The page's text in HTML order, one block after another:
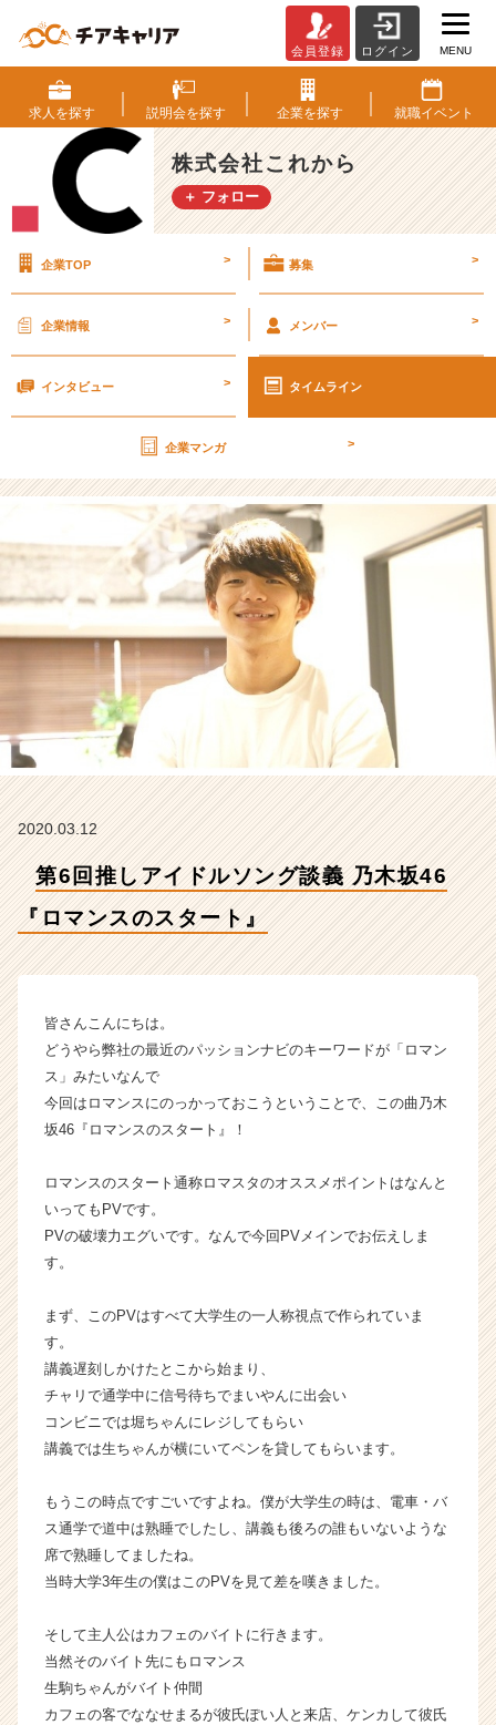
6
回
推
し
ア
イ
ン
義
4
6
『ロ
マ
ン
の
タ
ー
ト』
社
ら
の
タ
|
ン
チ
ー・
企
ら
カ
ウ
が
届
就
活
サ
ア
キ
ャ
リ
会員登録 ログイン MENU
求人を探す 説明会を探す 企業を探す 就職イベント
株式会社これから
＋ フォロー
企業TOP > 募集 >
企業情報 > メンバー >
インタビュー > タイムライン
企業マンガ >
2020.03.12
第6回推しアイドルソング談義 乃木坂46
『ロマンスのスタート』
皆さんこんにちは。
どうやら弊社の最近のパッションナビのキーワードが「ロマン
ス」みたいなんで
今回はロマンスにのっかっておこうということで、この曲乃木
坂46『ロマンスのスタート』！
ロマンスのスタート通称ロマスタのオススメポイントはなんと
いってもPVです。
PVの破壊力エグいです。なんで今回PVメインでお伝えしま
す。
まず、このPVはすべて大学生の一人称視点で作られていま
す。
講義遅刻しかけたとこから始まり、
チャリで通学中に信号待ちでまいやんに出会い
コンビニでは堀ちゃんにレジしてもらい
講義では生ちゃんが横にいてペンを貸してもらいます。
もうこの時点ですごいですよね。僕が大学生の時は、電車・バ
ス通学で道中は熟睡でしたし、講義も後ろの誰もいないような
席で熟睡してましたね。
当時大学3年生の僕はこのPVを見て差を嘆きました。
そして主人公はカフェのバイトに行きます。
当然そのバイト先にもロマンス
生駒ちゃんがバイト仲間
カフェの客でななせまるが彼氏ぽい人と来店、ケンカして彼氏